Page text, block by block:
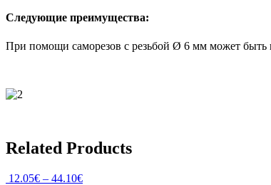
Следующие преимущества:
При помощи саморезов с резьбой Ø 6 мм может
Related Products
12.05€ – 44.10€